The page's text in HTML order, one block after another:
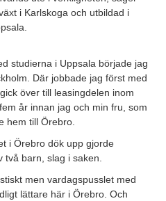
i Karlskoga och utbildad i
studierna i Uppsala började jag
Där jobbade jag först med
över till leasingdelen inom
år innan jag och min fru, som
hem till Örebro.
i Örebro dök upp gjorde
barn, slag i saken.
men vardagspusslet med
lättare här i Örebro. Och